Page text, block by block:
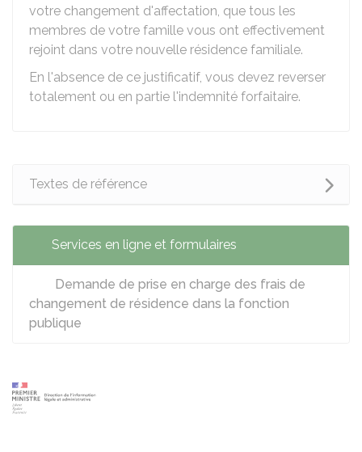
votre changement d'affectation, que tous les
membres de votre famille vous ont effectivement
rejoint dans votre nouvelle résidence familiale.
En l'absence de ce justificatif, vous devez reverser
totalement ou en partie l'indemnité forfaitaire.
Textes de référence
Services en ligne et formulaires
Demande de prise en charge des frais de
changement de résidence dans la fonction
publique